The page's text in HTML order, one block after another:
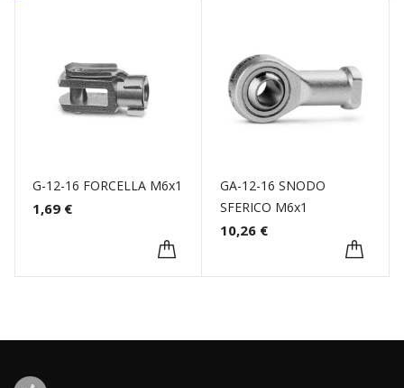
G-12-16 FORCELLA M6x1
1,69 €
GA-12-16 SNODO
SFERICO M6x1
10,26 €